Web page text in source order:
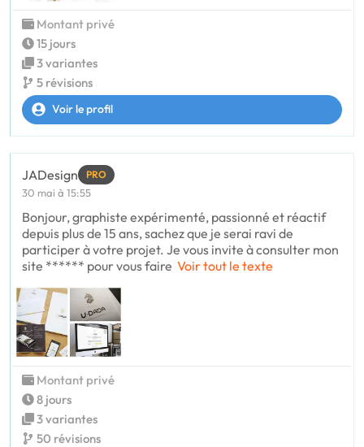
Montant privé
15 jours
3 variantes
5 révisions
Voir le profil
JADesign PRO
30 mai à 15:55
Bonjour, graphiste expérimenté, passionné et réactif
depuis plus de 15 ans, sachez que je serai ravi de
participer à votre projet. Je vous invite à consulter mon
site ****** pour vous faire Voir tout le texte
Montant privé
8 jours
3 variantes
50 révisions